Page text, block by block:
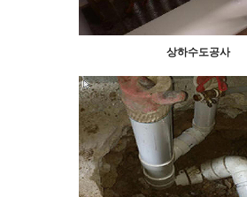
상하수도공사